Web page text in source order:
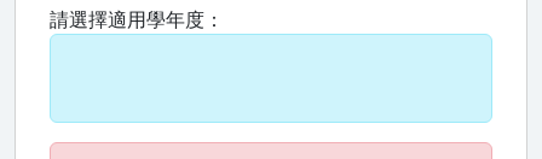
請選擇適用學年度：